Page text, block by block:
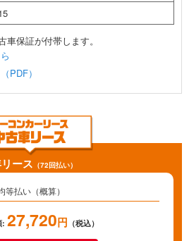
車保証が付帯します。
PDF）
ース （72回払い）
等払い（概算）
: 27,720円 （税込）